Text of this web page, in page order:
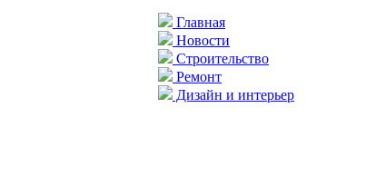
Главная
Новости
Строительство
Ремонт
Дизайн и интерьер